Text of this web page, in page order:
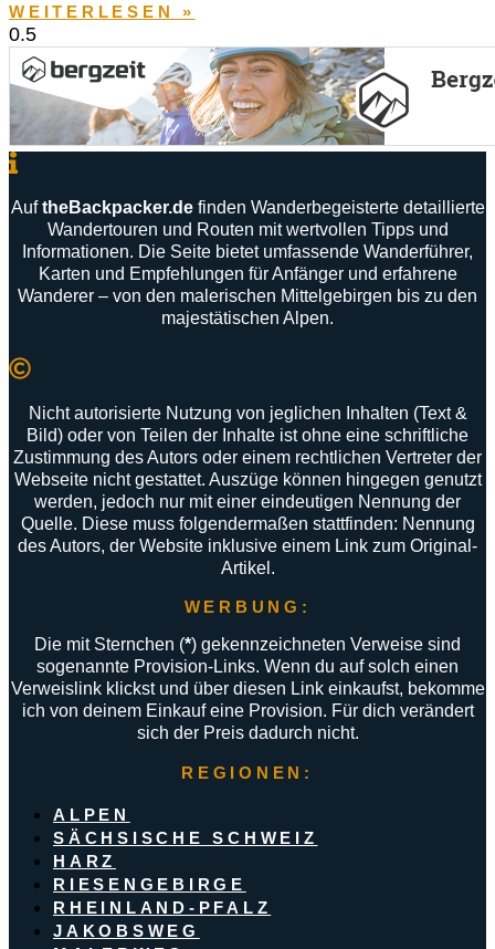
WEITERLESEN »
Auf theBackpacker.de finden Wanderbegeisterte detaillierte
Wandertouren und Routen mit wertvollen Tipps und
Informationen. Die Seite bietet umfassende Wanderführer,
Karten und Empfehlungen für Anfänger und erfahrene
Wanderer – von den malerischen Mittelgebirgen bis zu den
majestätischen Alpen.
Nicht autorisierte Nutzung von jeglichen Inhalten (Text &
Bild) oder von Teilen der Inhalte ist ohne eine schriftliche
Zustimmung des Autors oder einem rechtlichen Vertreter der
Webseite nicht gestattet. Auszüge können hingegen genutzt
werden, jedoch nur mit einer eindeutigen Nennung der
Quelle. Diese muss folgendermaßen stattfinden: Nennung
des Autors, der Website inklusive einem Link zum Original-
Artikel.
WERBUNG:
Die mit Sternchen (*) gekennzeichneten Verweise sind
sogenannte Provision-Links. Wenn du auf solch einen
Verweislink klickst und über diesen Link einkaufst, bekomme
ich von deinem Einkauf eine Provision. Für dich verändert
sich der Preis dadurch nicht.
REGIONEN:
ALPEN
SÄCHSISCHE SCHWEIZ
HARZ
RIESENGEBIRGE
RHEINLAND-PFALZ
JAKOBSWEG